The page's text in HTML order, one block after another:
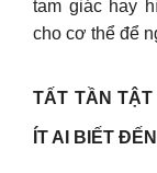
tam giác hay
cho cơ thể để
TẤT TẦN
ÍT AI BIẾT